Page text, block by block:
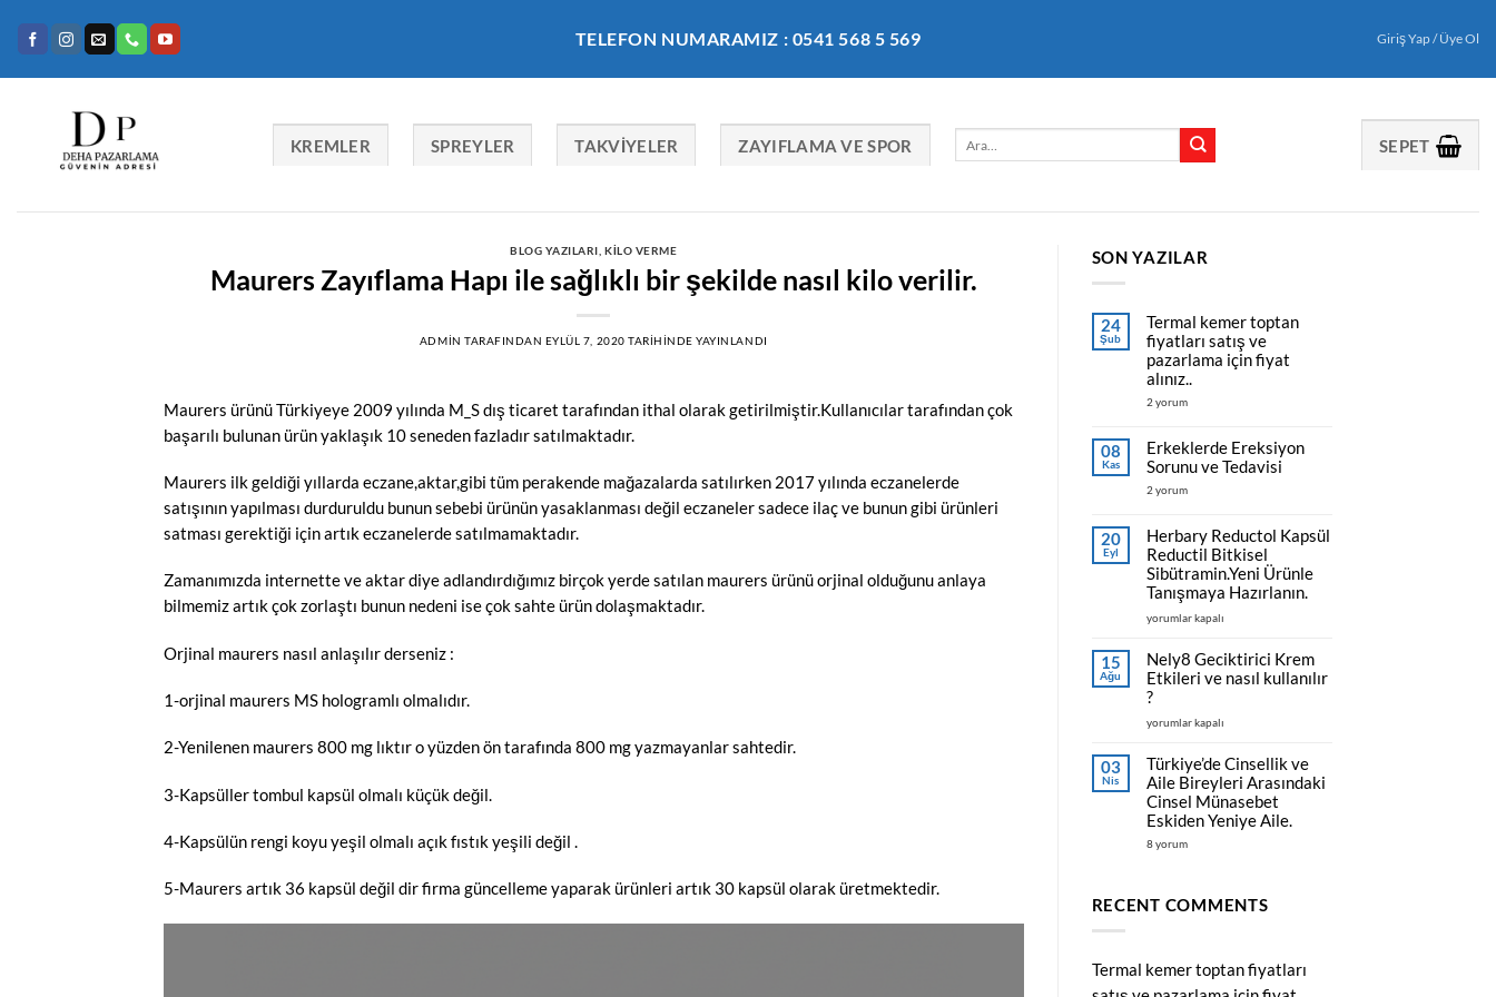
TELEFON NUMARAMIZ : 0541 568 5 569 Giriş Yap / Üye Ol
KREMLER SPREYLER TAKVIYELER ZAYIFLAMA VE SPOR SEPET
BLOG YAZILARI ,KILO VERME
Maurers Zayıflama Hapı ile sağlıklı bir şekilde nasıl kilo verilir.
ADMIN TARAFINDAN EYLÜL 7, 2020 TARIHINDE YAYINLANDI
Maurers ürünü Türkiyeye 2009 yılında M_S dış ticaret tarafından ithal olarak getirilmiştir.Kullanıcılar tarafından çok
başarılı bulunan ürün yaklaşık 10 seneden fazladır satılmaktadır.
Maurers ilk geldiği yıllarda eczane,aktar,gibi tüm perakende mağazalarda satılırken 2017 yılında eczanelerde
satışının yapılması durduruldu bunun sebebi ürünün yasaklanması değil eczaneler sadece ilaç ve bunun gibi ürünleri
satması gerektiği için artık eczanelerde satılmamaktadır.
Zamanımızda internette ve aktar diye adlandırdığımız birçok yerde satılan maurers ürünü orjinal olduğunu anlaya
bilmemiz artık çok zorlaştı bunun nedeni ise çok sahte ürün dolaşmaktadır.
Orjinal maurers nasıl anlaşılır derseniz :
1-orjinal maurers MS hologramlı olmalıdır.
2-Yenilenen maurers 800 mg lıktır o yüzden ön tarafında 800 mg yazmayanlar sahtedir.
3-Kapsüller tombul kapsül olmalı küçük değil.
4-Kapsülün rengi koyu yeşil olmalı açık fıstık yeşili değil .
5-Maurers artık 36 kapsül değil dir firma güncelleme yaparak ürünleri artık 30 kapsül olarak üretmektedir.
SON YAZILAR
24
Şub
Termal kemer toptan
fiyatları satış ve
pazarlama için fiyat
alınız..
Termal
fiyatları
satış
ve
için
için
2 yorum
08
Kas
Erkeklerde Ereksiyon
Sorunu ve Tedavisi
Erkeklerde
ve
Tedavisi
için
2 yorum
20
Eyl
Herbary Reductol Kapsül
Reductil Bitkisel
Sibütramin.Yeni Ürünle
Tanışmaya Hazırlanın.
Herbary
Kapsül
Reductil
Bitkisel
Sibütramin.Yeni
Ürünle
Hazırlanın.
için
yorumlar kapalı
15
Ağu
Nely8 Geciktirici Krem
Etkileri ve nasıl kullanılır
?
Nely8
Krem
Etkileri
ve
nasıl
kullanılır
?
yorumlar kapalı
03
Nis
Türkiye’de Cinsellik ve
Aile Bireyleri Arasındaki
Cinsel Münasebet
Eskiden Yeniye Aile.
Türkiye’de
Arasındaki
Yeniye
Aile.
8 yorum
RECENT COMMENTS
Termal kemer toptan fiyatları